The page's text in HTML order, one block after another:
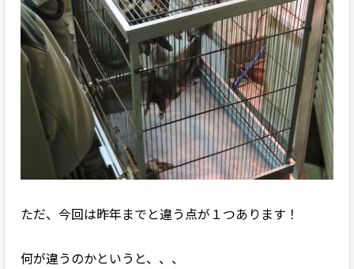
ただ、今回は昨年までと違う点が１つあります！
何が違うのかというと、、、